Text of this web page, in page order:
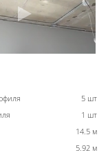
5 шт
1 шт
14.5 м
5.92 м